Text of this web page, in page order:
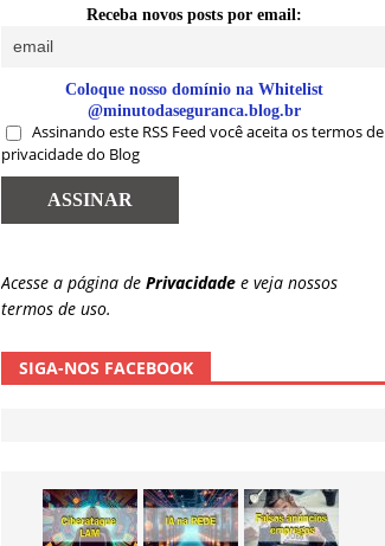
Receba novos posts por email:
Coloque nosso domínio na Whitelist
@minutodaseguranca.blog.br
Assinando este RSS Feed você aceita os termos de
privacidade do Blog
Acesse a página de Privacidade e veja nossos
termos de uso.
SIGA-NOS FACEBOOK